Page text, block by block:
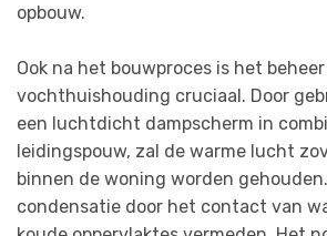
opbouw.
Ook na het bouwproces is het
vochthuishouding cruciaal. Door
een luchtdicht dampscherm in
leidingspouw, zal de warme lucht
binnen de woning worden
condensatie door het contact van